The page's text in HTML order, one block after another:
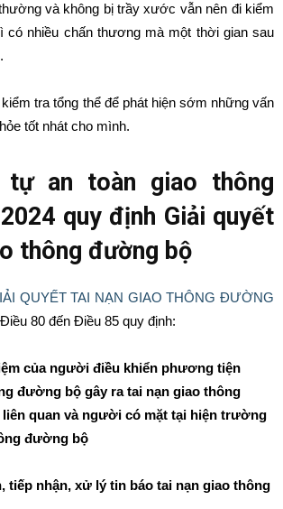
và không bị trầy xước vẫn nên đi kiểm
có nhiều chấn thương mà một thời gian sau
tra tổng thể để phát hiện sớm những vấn
tốt nhát cho mình.
tự an toàn giao thông
quy định Giải quyết
thông đường bộ
QUYẾT TAI NẠN GIAO THÔNG ĐƯỜNG
80 đến Điều 85 quy định:
của người điều khiển phương tiện
đường bộ gây ra tai nạn giao thông
quan và người có mặt tại hiện trường
đường bộ
tiếp nhận, xử lý tin báo tai nạn giao thông